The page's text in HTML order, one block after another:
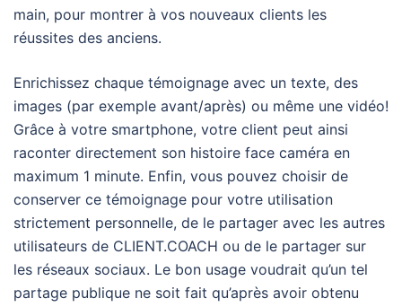
main, pour montrer à vos nouveaux clients les
réussites des anciens.
Enrichissez chaque témoignage avec un texte, des
images (par exemple avant/après) ou même une vidéo!
Grâce à votre smartphone, votre client peut ainsi
raconter directement son histoire face caméra en
maximum 1 minute. Enfin, vous pouvez choisir de
conserver ce témoignage pour votre utilisation
strictement personnelle, de le partager avec les autres
utilisateurs de CLIENT.COACH ou de le partager sur
les réseaux sociaux. Le bon usage voudrait qu’un tel
partage publique ne soit fait qu’après avoir obtenu